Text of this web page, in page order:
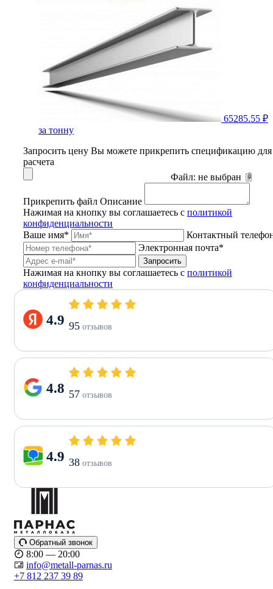
65285.55 ₽
за тонну
Запросить цену Вы можете прикрепить спецификацию для
расчета
Файл: не выбран
Прикрепить файл Описание
Нажимая на кнопку вы соглашаетесь с политикой
конфиденциальности
Ваше имя*
Контактный
Электронная почта*
Запросить
Нажимая на кнопку вы соглашаетесь с политикой
конфиденциальности
4.9 95 отзывов
4.8 57 отзывов
4.9 38 отзывов
Обратный звонок
8:00 — 20:00
info@metall-parnas.ru
+7 812 237 39 89